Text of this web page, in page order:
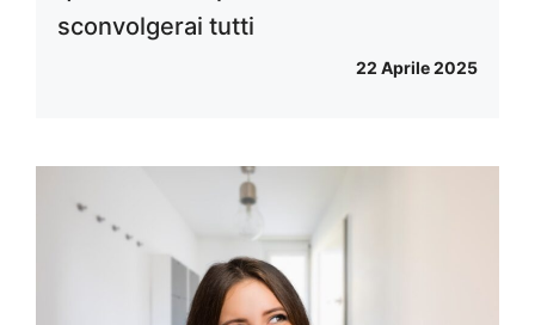
sconvolgerai tutti
22 Aprile 2025